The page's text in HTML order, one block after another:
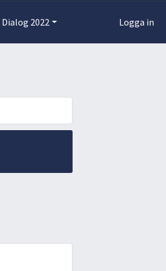
Dialog 2022 Logga in